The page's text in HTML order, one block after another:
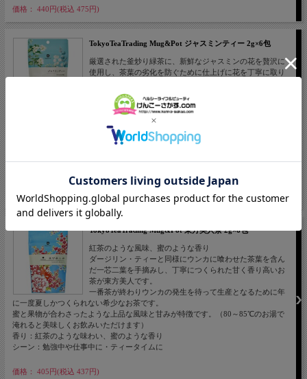
価格： 440円(税込 475円)
TokyoTeaTrading Mug&Pot ジャスミンティー 2g×6包
厳選された釜炒り緑茶に、新鮮なジャスミンの花を贅沢に
使用し、茶葉の劣化を防ぐために仕上げに花を丁寧に取り
特徴です。三角ティーバッグで更に便利に、本格的な味と
香りがお楽しみいただけます。タグ付ティーバッグ。
・釜炒り緑茶にジャスミンの花を贅沢に使用しました。
・無香料、ジャスミン花の自然な香りのお茶。
・茶葉が開くから味も香りも本格的に！三角タイプのティーバッグにはリーフで使
・内容量：12g（2g×6包）ティーバッグ1個でカップ3杯程度まで美味しくお召し上
価格： 405円(税込 437円)
TokyoTeaTrading Mug&Pot 東方美人茶 2g×6包
紅茶のような風味、蜜のような香り
ダージリン・ティーと同様にウンカに喰わせた茶葉を含ん
だ一芯二葉を手摘みし、丁寧につくられた甘く香り高いお
茶が東方美人です。
一番茶が終わりウンカの発生を待って生産となるために年
に一度夏しかつくられない希少なお茶です。
蜜と果物が合わさったような上品な風味と甘みが特徴です。（80～85℃のお湯で
淹れると美味しくお飲みいただけます）
香り：紅茶のような味わい、蜜のような香り
シーン：勉強中や仕事中に・ティータイムに
価格： 405円(税込 437円)